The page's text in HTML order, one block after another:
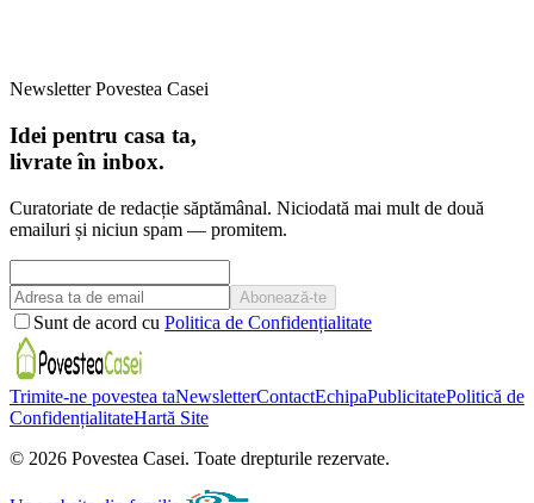
Newsletter Povestea Casei
Idei pentru casa ta,
livrate în inbox.
Curatoriate de redacție săptămânal. Niciodată mai mult de două
emailuri și niciun spam — promitem.
Abonează-te
Sunt de acord cu Politica de Confidențialitate
Trimite-ne povestea taNewsletterContactEchipaPublicitatePolitică de
ConfidențialitateHartă Site
© 2026 Povestea Casei. Toate drepturile rezervate.